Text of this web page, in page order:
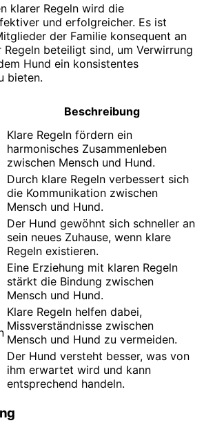
klarer Regeln wird die
und erfolgreicher. Es ist
der Familie konsequent an
beteiligt sind, um Verwirrung
Hund ein konsistentes
bieten.
Beschreibung
Klare Regeln fördern ein
harmonisches Zusammenleben
zwischen Mensch und Hund.
Durch klare Regeln verbessert sich
die Kommunikation zwischen
Mensch und Hund.
Der Hund gewöhnt sich schneller an
sein neues Zuhause, wenn klare
Regeln existieren.
Eine Erziehung mit klaren Regeln
stärkt die Bindung zwischen
Mensch und Hund.
Klare Regeln helfen dabei,
Missverständnisse zwischen
Mensch und Hund zu vermeiden.
Der Hund versteht besser, was von
ihm erwartet wird und kann
entsprechend handeln.